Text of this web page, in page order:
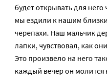
будет открывать для
мы ездили к нашим
черепахи. Наш мальчик
лапки, чувствовал, как
Это произвело на него
каждый вечер он молится